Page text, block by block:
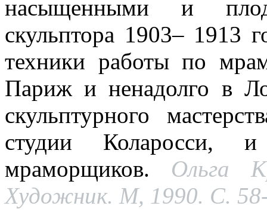
насыщенными и
скульптора 1903– 1913
техники работы по
Париж и ненадолго в
скульптурного
студии Коларосси,
мраморщиков. Ольга
Художник. М, 1990. С.